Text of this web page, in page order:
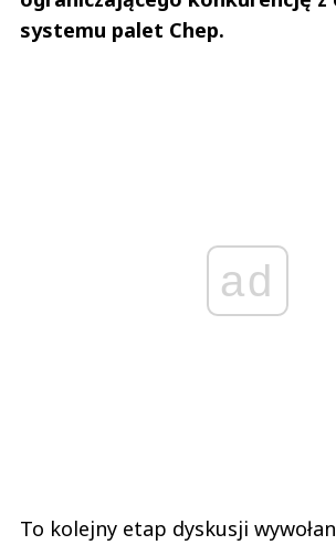
systemu palet Chep.
ad
To kolejny etap dyskusji